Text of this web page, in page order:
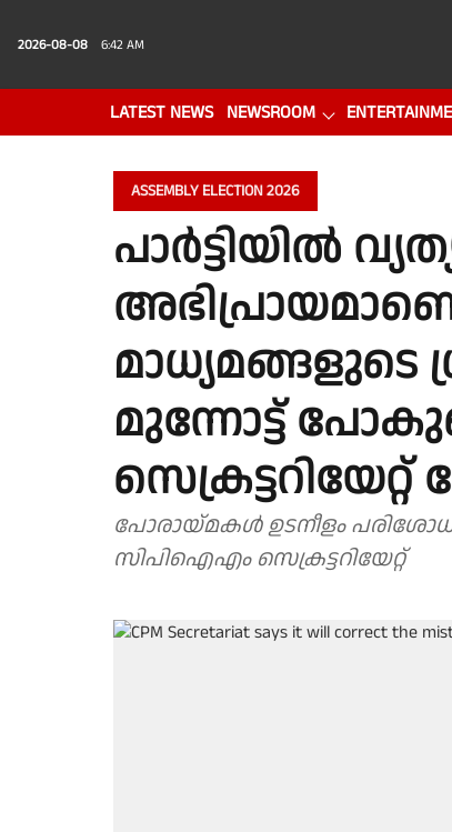
2026-08-08 6:42 AM
LATEST NEWS NEWSROOM
ASSEMBLY ELECTION 2026
പാർട്ടിയിൽ
മാധ്യമങ്ങളുടെ
മുന്നോട്ട്
പോരായ്മകൾ ഉടനീളം
സിപിഐഎം സെക്രട്ടറിയേറ്റ്